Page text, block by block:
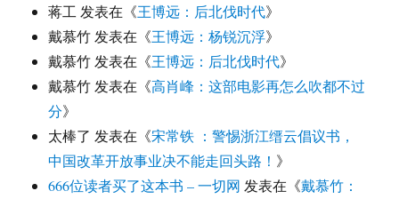
蒋工 发表在《王博远：后北伐时代》
戴慕竹 发表在《王博远：杨锐沉浮》
戴慕竹 发表在《王博远：后北伐时代》
戴慕竹 发表在《高肖峰：这部电影再怎么吹都不过
分》
太棒了 发表在《宋常铁 ：警惕浙江缙云倡议书，
中国改革开放事业决不能走回头路！ 》
666位读者买了这本书 – 一切网 发表在《戴慕竹：